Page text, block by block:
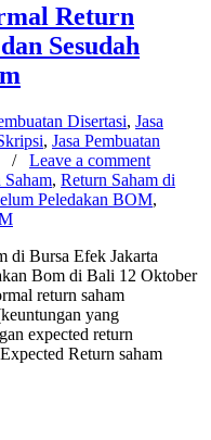
Return
Sesudah
Disertasi, Jasa
, Jasa Pembuatan
/ Leave a comment
Saham, Return Saham di
Peledakan BOM,
di Bursa Efek Jakarta
Bom di Bali 12 Oktober
return saham
yang
expected return
Return saham